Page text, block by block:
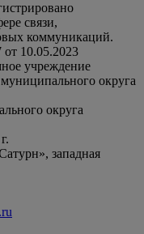
связи,
коммуникаций.
10.05.2023
учреждение
округа
округа
западная